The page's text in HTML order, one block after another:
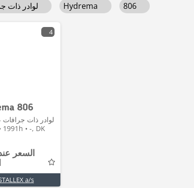
Hydrema 806
4
806
لوادر ذات
1991 • 13200h • -, DK
السعر
a/s